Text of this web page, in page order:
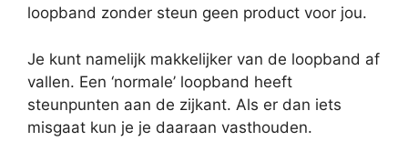
loopband zonder steun geen product voor jou.
Je kunt namelijk makkelijker van de loopband af
vallen. Een ‘normale’ loopband heeft
steunpunten aan de zijkant. Als er dan iets
misgaat kun je je daaraan vasthouden.